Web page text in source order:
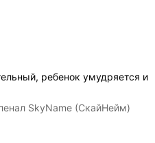
ребенок умудряется и
SkyName (СкайНейм)